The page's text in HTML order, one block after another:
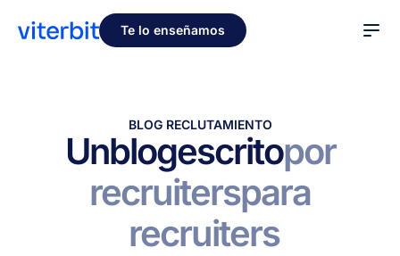
Te lo enseñamos
BLOG RECLUTAMIENTO
Unblogescritopor
recruiterspara
recruiters